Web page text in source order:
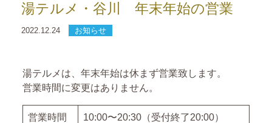
湯テルメ・谷川 年末年始の営業
2022.12.24 お知らせ
湯テルメは、年末年始は休まず営業致します。
営業時間に変更はありません。
営業時間 10:00〜20:30（受付終了20:00）